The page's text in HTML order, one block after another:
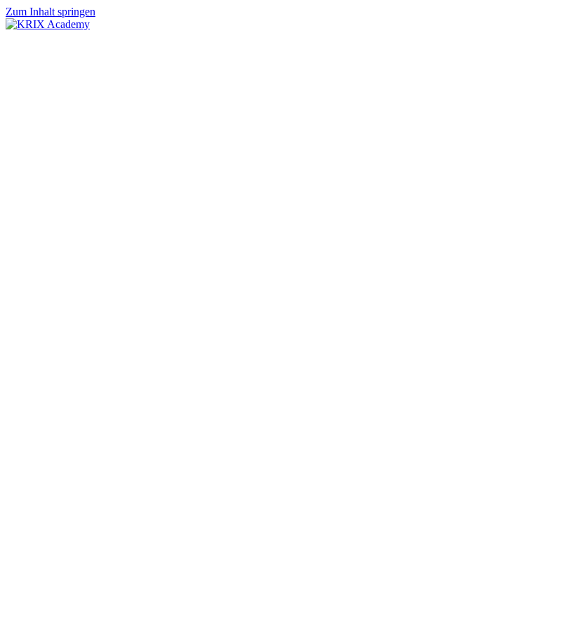
Zum Inhalt springen